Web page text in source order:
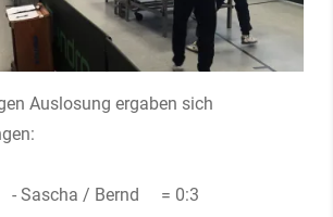
Auslosung ergaben sich
- Sascha / Bernd = 0:3